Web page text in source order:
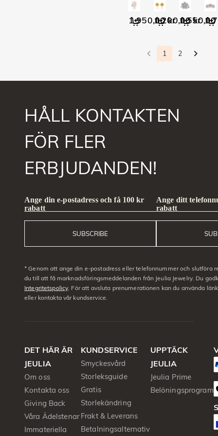
1 950,00 kr1 200,00 kr
1 550,00
1
1 2
HÅLL KONTAKTEN
FÖR FLER
ERBJUDANDEN!
Ange din e-postadress och få 100 kr
rabatt
SUBSCRIBE
Ange ditt
rabatt
* Genom att ange din e-postadress eller telefonnummer och slutföra
du till att få marknadsföringsmeddelanden från Jeulia Jewelry. Du
Integritetspolicy . För att avsluta prenumerationen kan du använda
eller kontakta vår kundservice.
DET HÄR ÄR
JEULIA
Om oss
Kontakta oss
Giving Back
Våra Ädelstenar
Immateriella
KUNDSERVICE
Smyckesvård
Storleksguide
Gratis
Storlekändring
Frakt & Leverans
Betalningsalternativ
UPPTÄCK
JEULIA
Jeulia Prime
Belöningsprogram